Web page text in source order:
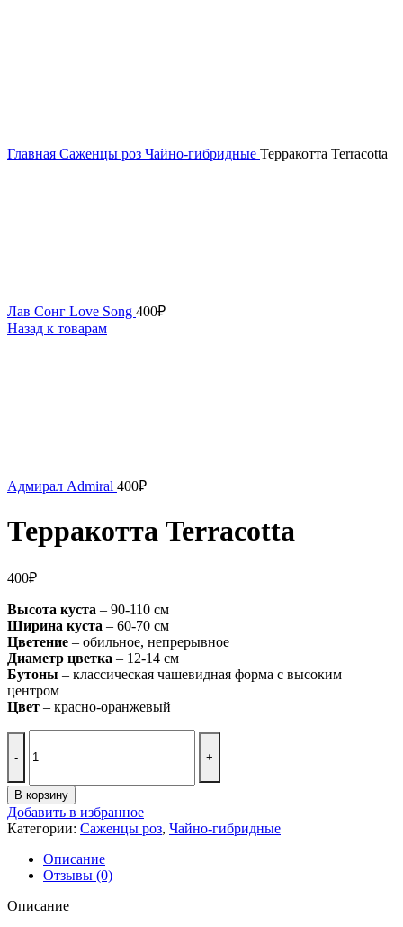
Главная Саженцы роз Чайно-гибридные Терракотта Terracotta
Лав Сонг Love Song 400₽
Назад к товарам
Адмирал Admiral 400₽
Терракотта Terracotta
400₽
Высота куста – 90-110 см
Ширина куста – 60-70 см
Цветение – обильное, непрерывное
Диаметр цветка – 12-14 см
Бутоны – классическая чашевидная форма с высоким
центром
Цвет – красно-оранжевый
товара
Terracotta
В корзину
Добавить в избранное
Категории: Саженцы роз, Чайно-гибридные
Описание
Отзывы (0)
Описание